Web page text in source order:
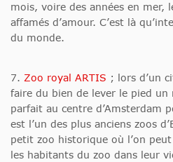
mois, voire des années en mer,
affamés d’amour. C’est là
du monde.
7. Zoo royal ARTIS ; lors d’un
faire du bien de lever le pied
parfait au centre d’Amsterdam
est l’un des plus anciens zoos
petit zoo historique où l’on
les habitants du zoo dans leur